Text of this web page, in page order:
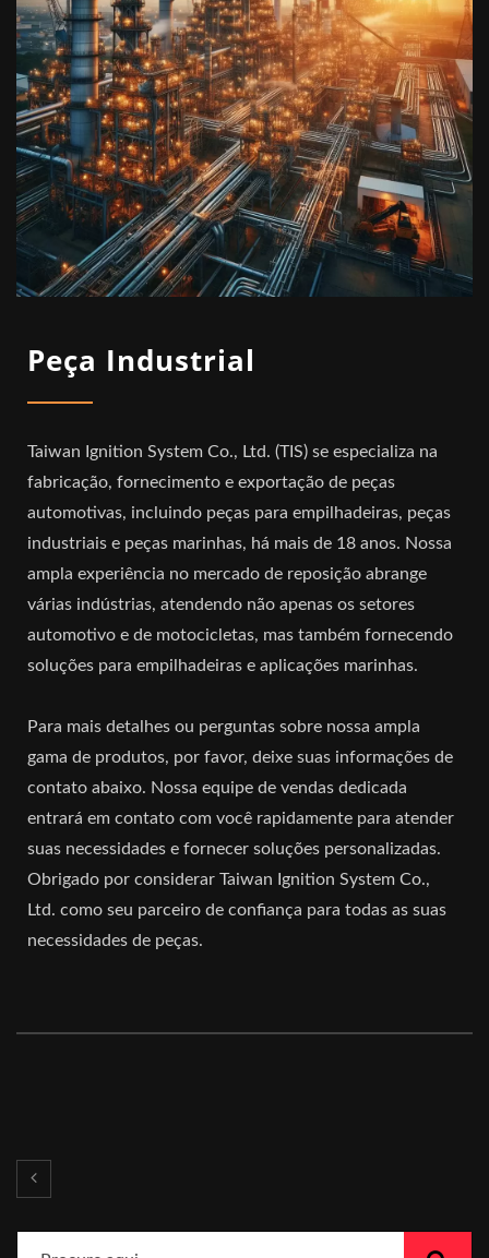
Peça Industrial
Taiwan Ignition System Co., Ltd. (TIS) se especializa na
fabricação, fornecimento e exportação de peças
automotivas, incluindo peças para empilhadeiras, peças
industriais e peças marinhas, há mais de 18 anos. Nossa
ampla experiência no mercado de reposição abrange
várias indústrias, atendendo não apenas os setores
automotivo e de motocicletas, mas também fornecendo
soluções para empilhadeiras e aplicações marinhas.
Para mais detalhes ou perguntas sobre nossa ampla
gama de produtos, por favor, deixe suas informações de
contato abaixo. Nossa equipe de vendas dedicada
entrará em contato com você rapidamente para atender
suas necessidades e fornecer soluções personalizadas.
Obrigado por considerar Taiwan Ignition System Co.,
Ltd. como seu parceiro de confiança para todas as suas
necessidades de peças.